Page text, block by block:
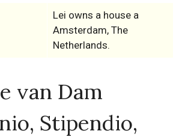
Lei owns a house a
Amsterdam, The
Netherlands.
van Dam
Stipendio,